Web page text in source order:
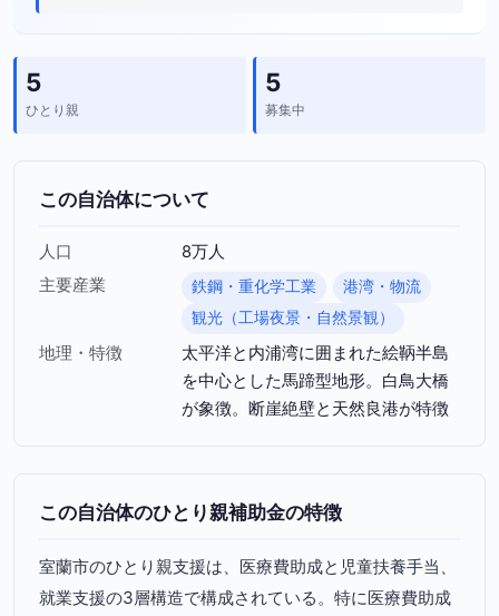
5
ひとり親
5
募集中
この自治体について
人口
8万人
主要産業
鉄鋼・重化学工業
港湾・物流
観光（工場夜景・自然景観）
地理・特徴
太平洋と内浦湾に囲まれた絵鞆半島
を中心とした馬蹄型地形。白鳥大橋
が象徴。断崖絶壁と天然良港が特徴
この自治体のひとり親補助金の特徴
室蘭市のひとり親支援は、医療費助成と児童扶養手当、
就業支援の3層構造で構成されている。特に医療費助成